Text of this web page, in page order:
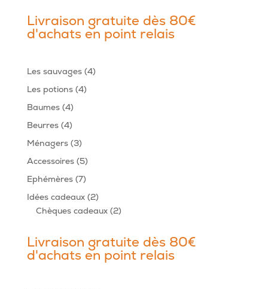
Livraison gratuite dès 80€
d'achats en point relais
Les sauvages 44
Les potions 44
Baumes 44
produits
Beurres 44
produits
Ménagers 33
produits
Accessoires 55
produits
Ephémères 77
produits
Idées cadeaux 22
produits
Chèques cadeaux 22
Livraison gratuite dès 80€
d'achats en point relais